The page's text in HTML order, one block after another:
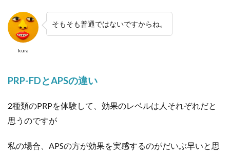
kura
そもそも普通ではないですからね。
PRP-FDとAPSの違い
2種類のPRPを体験して、効果のレベルは人それぞれだと
思うのですが
私の場合、APSの方が効果を実感するのがだいぶ早いと思